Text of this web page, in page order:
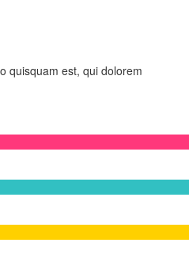
quisquam est, qui dolorem